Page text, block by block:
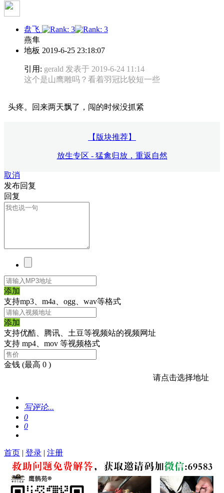
盘飞
燕隼
地板 2019-6-25 23:18:07
引用: gerald 发表于 2019-6-24 11:14
这个是山鹰雕吗？看着羽冠比较短一些
头疼。回来两天飘了，闯的时候没抓紧
【版块推荐】
放生专区 - 猛禽归放，重返自然
取消
发布回复
回复
添加
支持mp3、m4a、ogg、wav等格式
添加
支持优酷、腾讯、土豆等视频站的视频网址
支持 mp4、mov 等视频格式
金钱 (最高 0 )
请点击选择地址
写评论...
0
0
首页 | 登录 | 注册